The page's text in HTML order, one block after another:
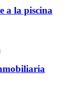
a la piscina